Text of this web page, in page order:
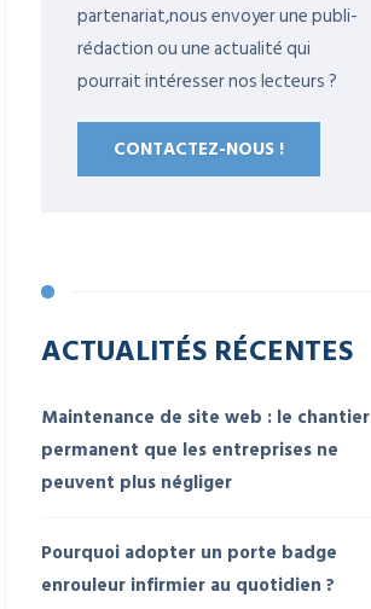
partenariat,nous envoyer une publi-
rédaction ou une actualité qui
pourrait intéresser nos lecteurs ?
CONTACTEZ-NOUS !
ACTUALITÉS RÉCENTES
Maintenance de site web : le chantier
permanent que les entreprises ne
peuvent plus négliger
Pourquoi adopter un porte badge
enrouleur infirmier au quotidien ?